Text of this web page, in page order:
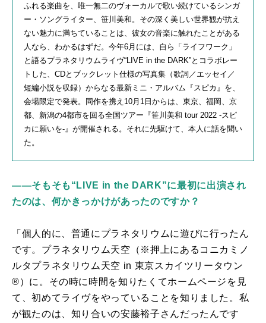
ふれる楽曲を、唯一無二のヴォーカルで歌い続けているシンガ
ー・ソングライター、笹川美和。その深く美しい世界観が抗え
ない魅力に満ちていることは、彼女の音楽に触れたことがある
人なら、わかるはずだ。今年6月には、自ら「ライフワーク」
と語るプラネタリウムライヴ“ LIVE in the DARK”とコラボレー
トした、 CDとブックレット仕様の写真集（歌詞／エッセイ／
短編小説を収録）からなる最新ミニ・アルバム『スピカ』を、
会場限定で発表。同作を携え 10 月1日からは、東京、福岡、京
都、新潟の4都市を回る全国ツアー『笹川美和 tour 2022 -スピ
カに願いを- 』が開催される。それに先駆けて、本人に話を聞い
た。
――そもそも“LIVE in the DARK”に最初に出演され
たのは、何かきっかけがあったのですか？
「個人的に、普通にプラネタリウムに遊びに行ったん
です。プラネタリウム天空（※押上にあるコニカミノ
ルタプラネタリウム天空 in 東京スカイツリータウン
®）に。その時に時間を知りたくてホームページを見
て、初めてライヴをやっていることを知りました。私
が観たのは、知り合いの安藤裕子さんだったんです